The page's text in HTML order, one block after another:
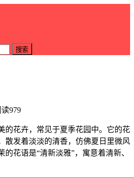
搜索
读979
的花卉，常见于夏季花园中。它的花
散发着淡淡的清香，仿佛夏日里微风
花语是“清新淡雅”，寓意着清新、